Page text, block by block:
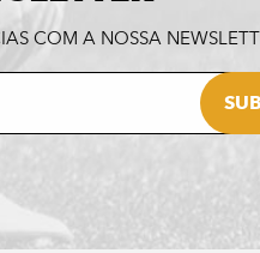
COM A NOSSA